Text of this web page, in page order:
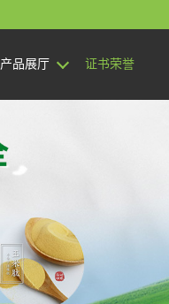
产品展厅 证书荣誉